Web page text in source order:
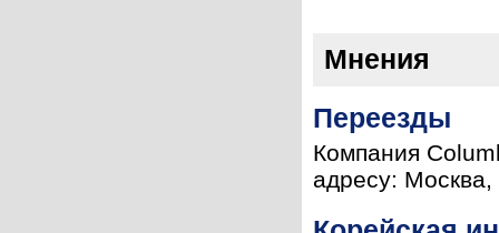
Мнения
Переезды
Компания
адресу: